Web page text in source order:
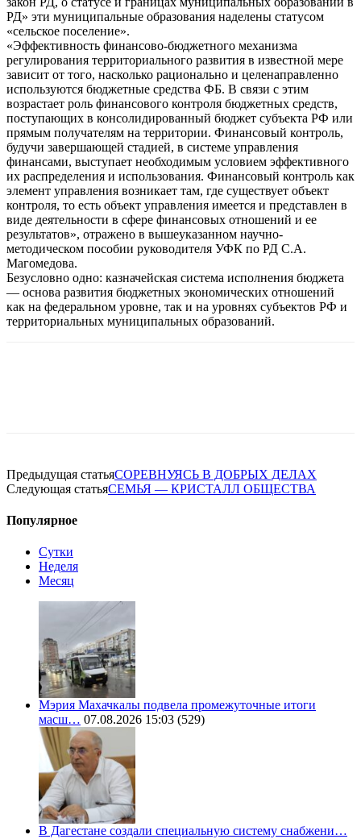
РД» эти муниципальные образования наделены статусом
«сельское поселение».
«Эффективность финансово-бюджетного механизма
регулирования территориального развития в известной мере
зависит от того, насколько рационально и целенаправленно
используются бюджетные средства ФБ. В связи с этим
возрастает роль финансового контроля бюджетных средств,
поступающих в консолидированный бюджет субъекта РФ или
прямым получателям на территории. Финансовый контроль,
будучи завершающей стадией, в системе управления
финансами, выступает необходимым условием эффективного
их распределения и использования. Финансовый контроль как
элемент управления возникает там, где существует объект
контроля, то есть объект управления имеется и представлен в
виде деятельности в сфере финансовых отношений и ее
результатов», отражено в вышеуказанном научно-
методическом пособии руководителя УФК по РД С.А.
Магомедова.
Безусловно одно: казначейская система исполнения бюджета
— основа развития бюджетных экономических отношений
как на федеральном уровне, так и на уровнях субъектов РФ и
территориальных муниципальных образований.
Предыдущая статьяСОРЕВНУЯСЬ В ДОБРЫХ ДЕЛАХ
Следующая статьяСЕМЬЯ — КРИСТАЛЛ ОБЩЕСТВА
Популярное
Сутки
Неделя
Месяц
Мэрия Махачкалы подвела промежуточные итоги
масш… 07.08.2026 15:03 (529)
В Дагестане создали специальную систему снабжени…